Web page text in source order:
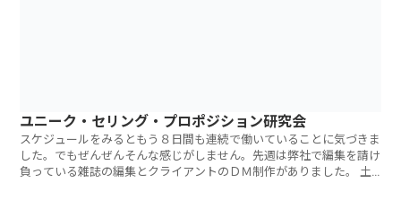
ユニーク・セリング・プロポジション研究会
スケジュールをみるともう８日間も連続で働いていることに気づきま
した。でもぜんぜんそんな感じがしません。先週は弊社で編集を請け
負っている雑誌の編集とクライアントのＤＭ制作がありました。 土